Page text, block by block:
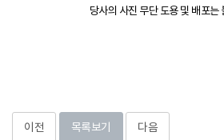
당사의 사진 무단 도용 및 배포는
이전 목록보기 다음